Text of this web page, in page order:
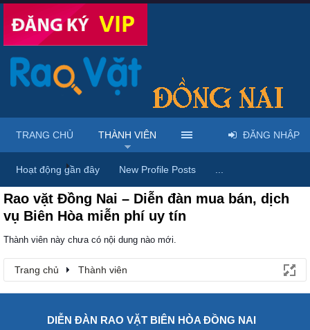
Trang chủ Thành viên
Rao vặt Đồng Nai – Diễn đàn mua bán, dịch
vụ Biên Hòa miễn phí uy tín
Thành viên này chưa có nội dung nào mới.
Trang chủ Thành viên
TRANG CHỦ THÀNH VIÊN
Hoạt động gần đây New Profile Posts
ĐĂNG NHẬP
DIỄN ĐÀN RAO VẶT BIÊN HÒA ĐỒNG NAI